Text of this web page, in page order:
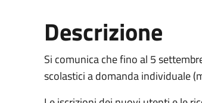
Descrizione
Si comunica che fino al 5
scolastici a domanda individuale